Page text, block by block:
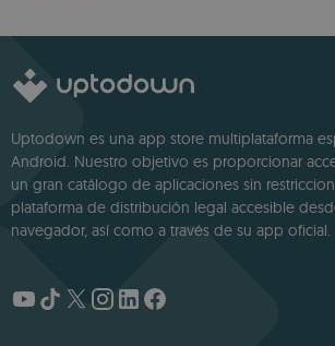
Uptodown es una app store multiplataforma
Android. Nuestro objetivo es proporcionar
un gran catálogo de aplicaciones sin
plataforma de distribución legal accesible
navegador, así como a través de su app oficial.